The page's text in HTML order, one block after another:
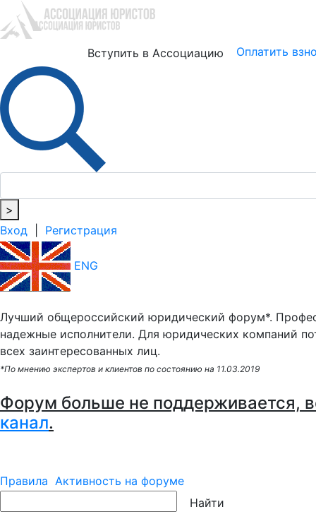
Вступить в Ассоциацию Оплатить
>
Вход
Регистрация
ENG
Лучший общероссийский юридический форум*.
надежные исполнители. Для юридических компаний
всех заинтересованных лиц.
*По мнению экспертов и клиентов по состоянию на 11.03.2019
Форум больше не поддерживается,
канал.
Правила Активность на форуме